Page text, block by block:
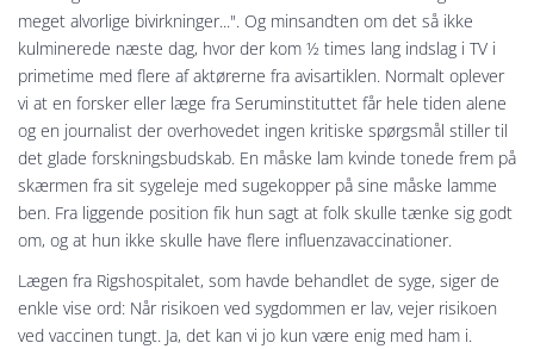
meget alvorlige bivirkninger...". Og minsandten om det så ikke
kulminerede næste dag, hvor der kom ½ times lang indslag i TV i
primetime med flere af aktørerne fra avisartiklen. Normalt oplever
vi at en forsker eller læge fra Seruminstituttet får hele tiden alene
og en journalist der overhovedet ingen kritiske spørgsmål stiller til
det glade forskningsbudskab. En måske lam kvinde tonede frem på
skærmen fra sit sygeleje med sugekopper på sine måske lamme
ben. Fra liggende position fik hun sagt at folk skulle tænke sig godt
om, og at hun ikke skulle have flere influenzavaccinationer.
Lægen fra Rigshospitalet, som havde behandlet de syge, siger de
enkle vise ord: Når risikoen ved sygdommen er lav, vejer risikoen
ved vaccinen tungt. Ja, det kan vi jo kun være enig med ham i.